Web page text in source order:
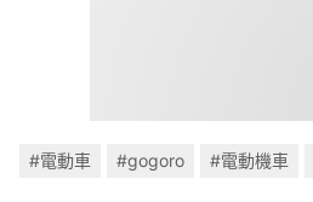
#電動車 #gogoro #電動機車